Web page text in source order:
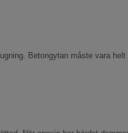
Betongytan måste vara